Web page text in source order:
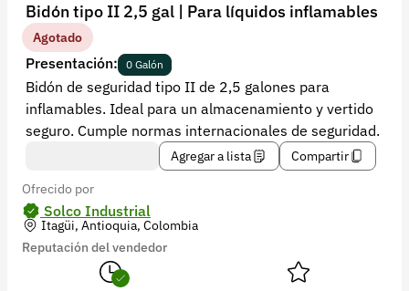
Bidón tipo II 2,5 gal | Para líquidos inflamables
Agotado
Presentación: 0 Galón
Bidón de seguridad tipo II de 2,5 galones para
inflamables. Ideal para un almacenamiento y vertido
seguro. Cumple normas internacionales de seguridad.
Agregar a lista
Compartir
Ofrecido por
Solco Industrial
Itagüi, Antioquia, Colombia
Reputación del vendedor
contacto@croper.com
© 2026 Croper.com Todos los derechos reservados
Versión 5.45.0
Síguenos